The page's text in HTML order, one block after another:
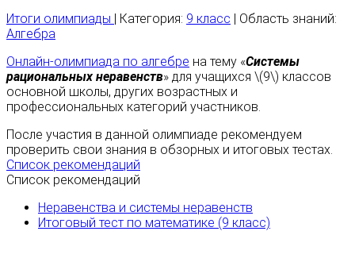
Итоги олимпиады
| Категория: 9 класс | Область знаний:
Алгебра
Онлайн-олимпиада по алгебре на тему «Системы
рациональных неравенств» для учащихся \(9\) классов
основной школы, других возрастных и
профессиональных категорий участников.
После участия в данной олимпиаде рекомендуем
проверить свои знания в обзорных и итоговых тестах.
Список рекомендаций
Список рекомендаций
Неравенства и системы неравенств
Итоговый тест по математике (9 класс)